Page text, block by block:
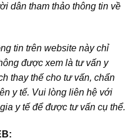
dân tham thảo thông tin về
tin trên website này chỉ
được xem là tư vấn y
thay thế cho tư vấn, chẩn
y tế. Vui lòng liên hệ với
y tế để được tư vấn cụ thể.